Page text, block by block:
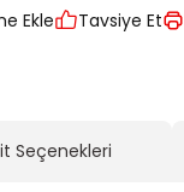
Tavsiye Et
Seçenekleri